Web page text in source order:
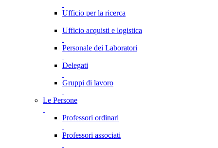
Ufficio per la ricerca
Ufficio acquisti e logistica
Personale dei Laboratori
Delegati
Gruppi di lavoro
Le Persone
Professori ordinari
Professori associati